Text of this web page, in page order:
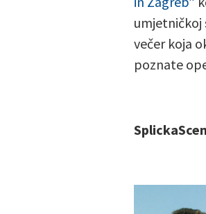
umjetničkoj
večer koja
poznate